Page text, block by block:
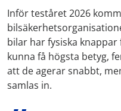
Inför teståret 2026
bilar har fysiska
kunna få högsta betyg,
att de agerar snabbt,
samlas in.